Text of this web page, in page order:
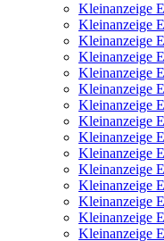
Kleinanzeige
Kleinanzeige
Kleinanzeige
Kleinanzeige
Kleinanzeige
Kleinanzeige
Kleinanzeige
Kleinanzeige
Kleinanzeige
Kleinanzeige
Kleinanzeige
Kleinanzeige
Kleinanzeige
Kleinanzeige
Kleinanzeige